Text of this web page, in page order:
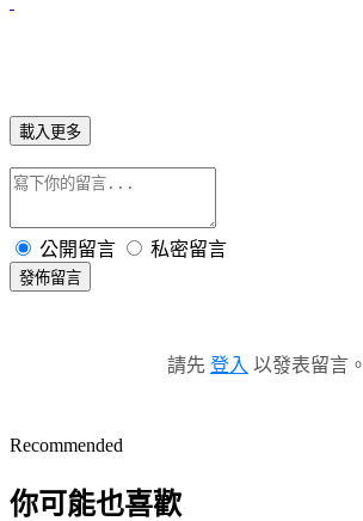
載入更多
公開留言 私密留言
發佈留言
請先 登入 以發表留言。
Recommended
你可能也喜歡